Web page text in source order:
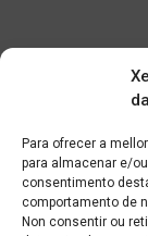
Para ofrecer a
para almacenar e/
consentimento
comportamento de
Non consentir ou